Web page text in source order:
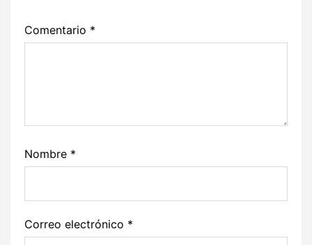
Comentario *
Nombre *
Correo electrónico *